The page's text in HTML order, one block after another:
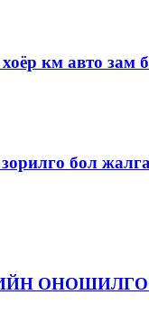
км авто зам
бол